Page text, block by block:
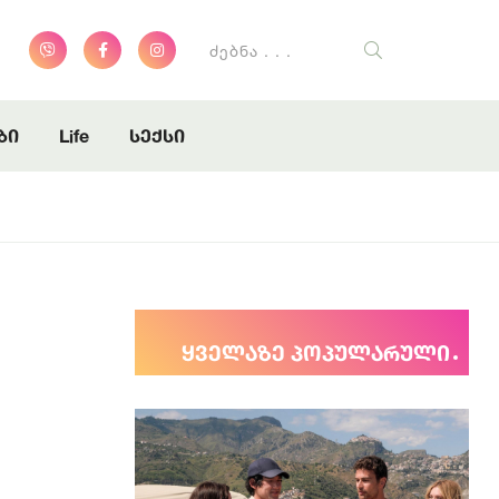
Life სექსი
ყველაზე პოპულარული